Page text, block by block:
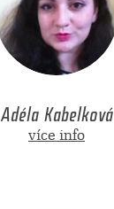
Adéla Kabelková
více info